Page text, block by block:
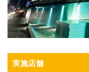
実施店舗